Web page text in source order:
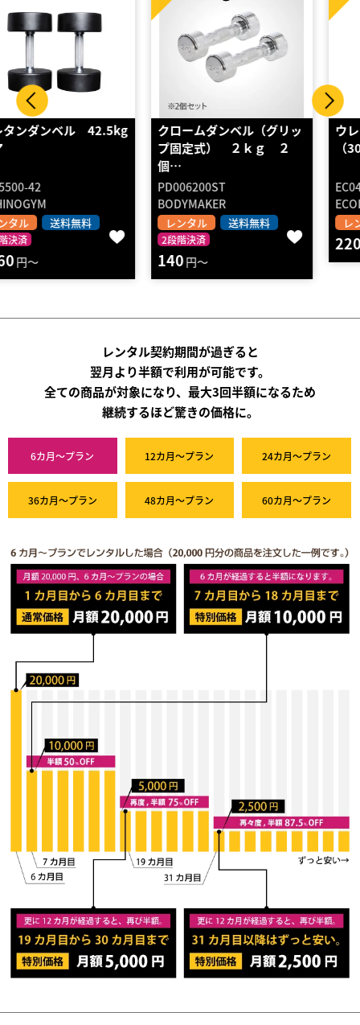
クロームダンベル（グリッ
PD006200ST
BODYMAKER
レンタル 送料無料
2段階決済
140
ウレタンダンベル 両手分
（30kg）
EC043A-BD
ECOLECO FITNESS
レンタル 2段階決済
2200
レンタル契約期間が過ぎると
翌月より半額で利用が可能です。
全ての商品が対象になり、最大3回半額になるため
継続するほど驚きの価格に。
6カ月～プラン 12カ月～プラン 24カ月～プラン
36カ月～プラン 48カ月～プラン 60カ月～プラン